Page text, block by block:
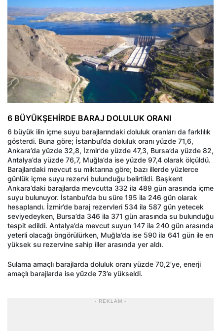
6 BÜYÜKŞEHİRDE BARAJ DOLULUK ORANI
6 büyük ilin içme suyu barajlarındaki doluluk oranları da farklılık
gösterdi. Buna göre; İstanbul’da doluluk oranı yüzde 71,6,
Ankara’da yüzde 32,8, İzmir’de yüzde 47,3, Bursa’da yüzde 82,
Antalya’da yüzde 76,7, Muğla’da ise yüzde 97,4 olarak ölçüldü.
Barajlardaki mevcut su miktarına göre; bazı illerde yüzlerce
günlük içme suyu rezervi bulunduğu belirtildi. Başkent
Ankara’daki barajlarda mevcutta 332 ila 489 gün arasında içme
suyu bulunuyor. İstanbul’da bu süre 195 ila 246 gün olarak
hesaplandı. İzmir’de baraj rezervleri 534 ila 587 gün yetecek
seviyedeyken, Bursa’da 346 ila 371 gün arasında su bulunduğu
tespit edildi. Antalya’da mevcut suyun 147 ila 240 gün arasında
yeterli olacağı öngörülürken, Muğla’da ise 590 ila 641 gün ile en
yüksek su rezervine sahip iller arasında yer aldı.
Sulama amaçlı barajlarda doluluk oranı yüzde 70,2’ye, enerji
amaçlı barajlarda ise yüzde 73’e yükseldi.
- REKLAM -